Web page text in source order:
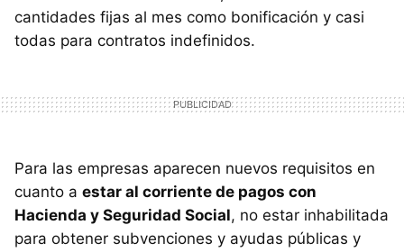
cantidades fijas al mes como bonificación y casi
todas para contratos indefinidos.
Para las empresas aparecen nuevos requisitos en
cuanto a estar al corriente de pagos con
Hacienda y Seguridad Social, no estar inhabilitada
para obtener subvenciones y ayudas públicas y